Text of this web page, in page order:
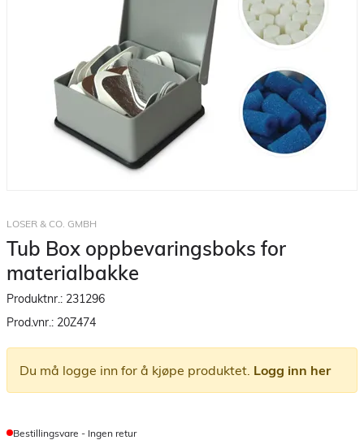
LOSER & CO. GMBH
Tub Box oppbevaringsboks for
materialbakke
Produktnr.: 231296
Prod.vnr.: 20Z474
Du må logge inn for å kjøpe produktet. Logg inn her
Bestillingsvare - Ingen retur